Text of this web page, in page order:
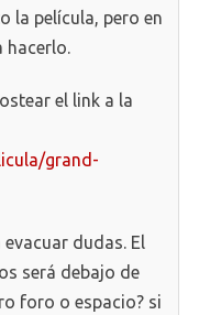
la película, pero en
hacerlo.
el link a la
grand-
dudas. El
será debajo de
foro o espacio? si